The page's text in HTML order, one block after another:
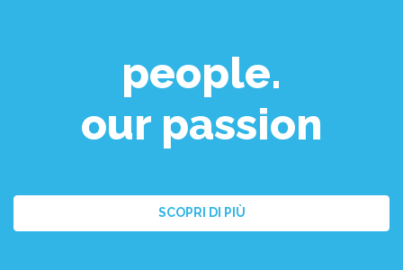
people.
our passion
SCOPRI DI PIÙ